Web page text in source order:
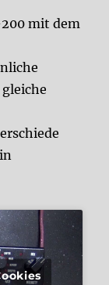
200 mit dem